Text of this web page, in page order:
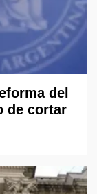
del
de cortar